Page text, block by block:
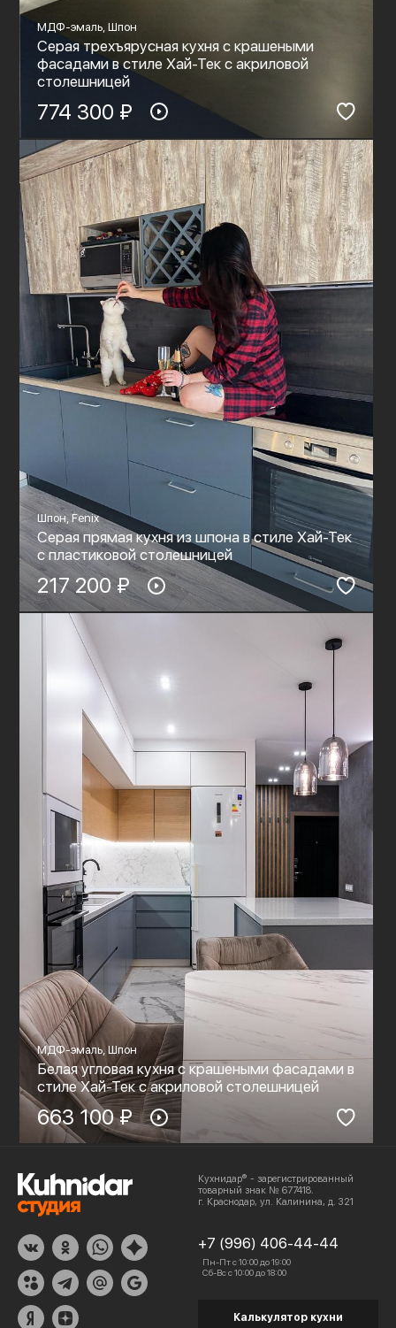
МДФ-эмаль, Шпон
Серая трехъярусная кухня с крашеными
фасадами в стиле Хай-Тек c акриловой
столешницей
774 300 ₽
Шпон, Fenix
Серая прямая кухня из шпона в стиле Хай-Тек
с пластиковой столешницей
217 200 ₽
МДФ-эмаль, Шпон
Белая угловая кухня с крашеными фасадами в
стиле Хай-Тек c акриловой столешницей
663 100 ₽
Кухнидар® - зарегистрированный
товарный знак № 677418.
г. Краснодар, ул. Калинина, д. 321
+7 (996) 406-44-44
Пн-Пт с 10:00 до 19:00
Сб-Вс с 10:00 до 18:00
Калькулятор кухни